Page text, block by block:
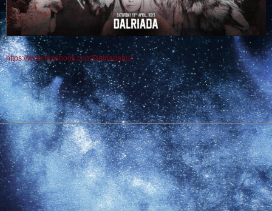
https://www.facebook.com/Dalriadahu/